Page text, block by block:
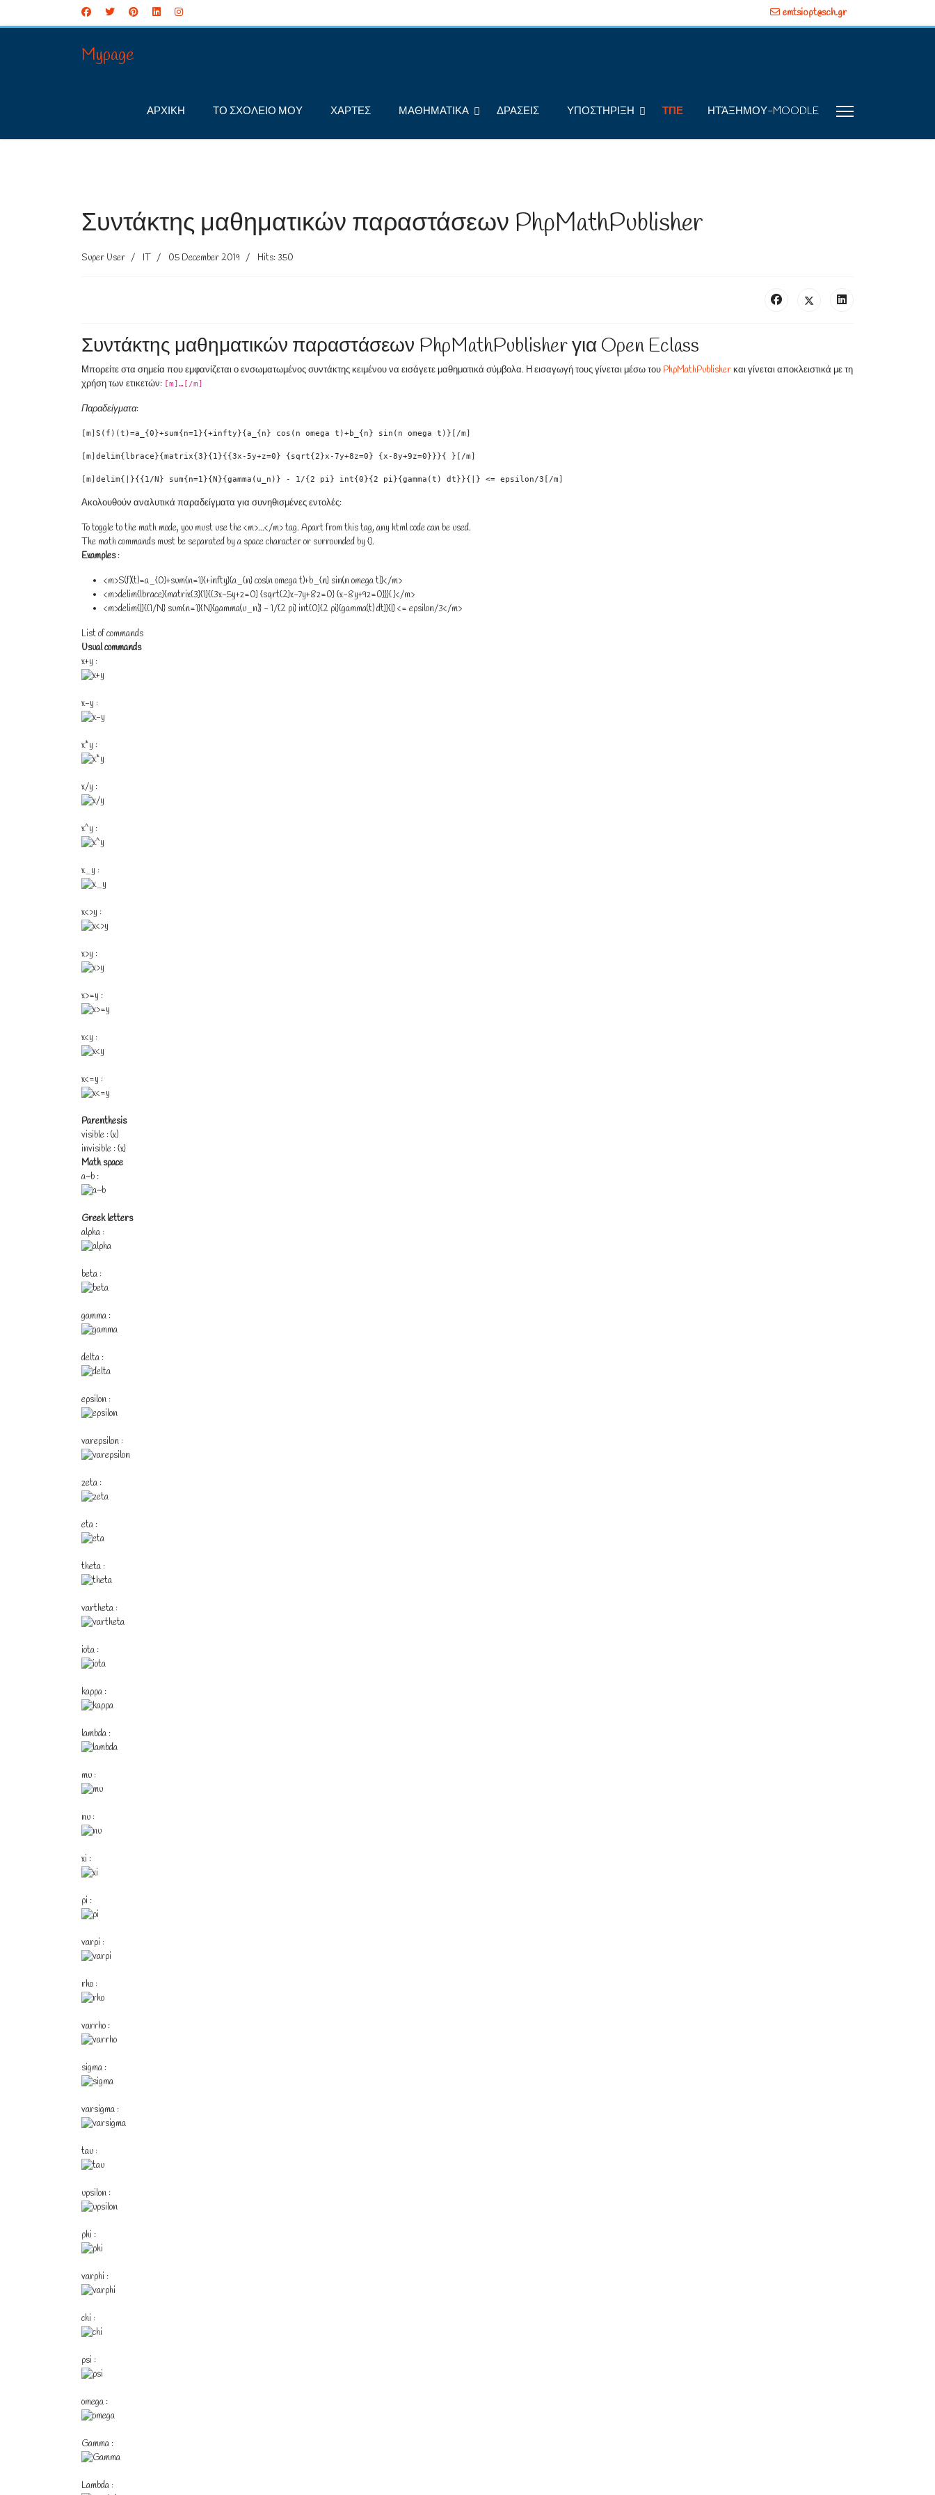
emtsiopt@sch.gr
Mypage
ΑΡΧΙΚΗ ΤΟ ΣΧΟΛΕΙΟ ΜΟΥ ΧΑΡΤΕΣ ΜΑΘΗΜΑΤΙΚΑ ΔΡΑΣΕΙΣ ΥΠΟΣΤΗΡΙΞΗ ΤΠΕ ΗΤΆΞΗΜΟΥ-MOODLE
Συντάκτης μαθηματικών παραστάσεων PhpMathPublisher
Super User IT 05 December 2019 Hits: 350
Συντάκτης μαθηματικών παραστάσεων PhpMathPublisher για Open Eclass
Μπορείτε στα σημεία που εμφανίζεται ο ενσωματωμένος συντάκτης κειμένου να εισάγετε μαθηματικά σύμβολα. Η εισαγωγή τους γίνεται μέσω του PhpMathPublisherκαι γίνεται αποκλειστικά με τη
χρήση των ετικετών: [m]…[/m]
Παραδείγματα:
[m]S(f)(t)=a_{0}+sum{n=1}{+infty}{a_{n} cos(n omega t)+b_{n} sin(n omega t)}[/m]
[m]delim{lbrace}{matrix{3}{1}{{3x-5y+z=0} {sqrt{2}x-7y+8z=0} {x-8y+9z=0}}}{ }[/m]
[m]delim{|}{{1/N} sum{n=1}{N}{gamma(u_n)} - 1/{2 pi} int{0}{2 pi}{gamma(t) dt}}{|} <= epsilon/3[/m]
Ακολουθούν αναλυτικά παραδείγματα για συνηθισμένες εντολές:
To toggle to the math mode, you must use the <m>...</m> tag. Apart from this tag, any html code can be used.
The math commands must be separated by a space character or surrounded by {}.
Examples:
<m>S(f)(t)=a_{0}+sum{n=1}{+infty}{a_{n} cos(n omega t)+b_{n} sin(n omega t)}</m>
<m>delim{lbrace}{matrix{3}{1}{{3x-5y+z=0} {sqrt{2}x-7y+8z=0} {x-8y+9z=0}}}{ }</m>
<m>delim{|}{{1/N} sum{n=1}{N}{gamma(u_n)} - 1/{2 pi} int{0}{2 pi}{gamma(t) dt}}{|} <= epsilon/3</m>
List of commands
Usual commands
x+y :
x-y :
x*y :
x/y :
x^y :
x_y :
x<>y :
x>y :
x>=y :
x<y :
x<=y :
Parenthesis
visible : (x)
invisible : {x}
Math space
a~b :
Greek letters
alpha :
beta :
gamma :
delta :
epsilon :
varepsilon :
zeta :
eta :
theta :
vartheta :
iota :
kappa :
lambda :
mu :
nu :
xi :
pi :
varpi :
rho :
varrho :
sigma :
varsigma :
tau :
upsilon :
phi :
varphi :
chi :
psi :
omega :
Gamma :
Lambda :